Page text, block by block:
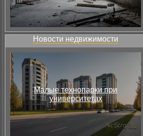
Новости недвижимости
Малые технопарки при
университетах